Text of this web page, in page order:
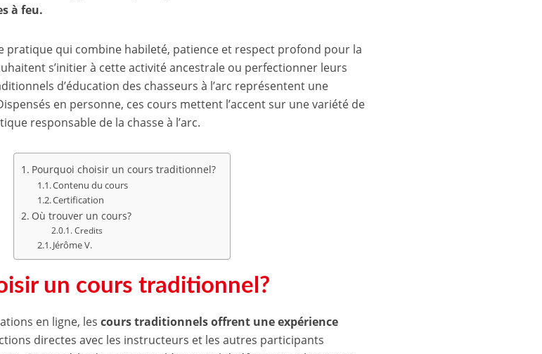
à feu.
pratique qui combine habileté, patience et respect profond pour la
s’initier à cette activité ancestrale ou perfectionner leurs
d’éducation des chasseurs à l’arc représentent une
en personne, ces cours mettent l’accent sur une variété de
responsable de la chasse à l’arc.
Pourquoi choisir un cours traditionnel?
Contenu du cours
Certification
Où trouver un cours?
Credits
Jérôme V.
un cours traditionnel?
en ligne, lescours traditionnels offrent une expérience
directes avec les instructeurs et les autres participants